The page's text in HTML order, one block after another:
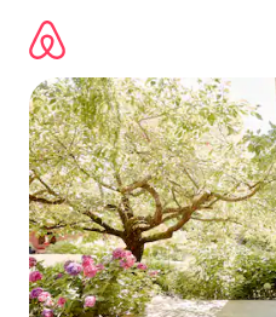
съдържанието